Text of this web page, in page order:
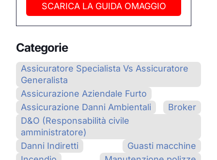
SCARICA LA GUIDA OMAGGIO
Categorie
Assicuratore Specialista Vs Assicuratore
Generalista
Assicurazione Aziendale Furto
Assicurazione Danni Ambientali
Broker
D&O (Responsabilità civile
amministratore)
Danni Indiretti
Guasti macchine